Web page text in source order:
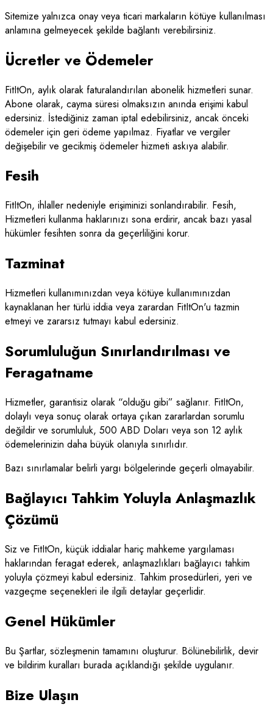
Sitemize yalnızca onay veya ticari markaların kötüye kullanılması
anlamına gelmeyecek şekilde bağlantı verebilirsiniz.
Ücretler ve Ödemeler
FitItOn, aylık olarak faturalandırılan abonelik hizmetleri sunar.
Abone olarak, cayma süresi olmaksızın anında erişimi kabul
edersiniz. İstediğiniz zaman iptal edebilirsiniz, ancak önceki
ödemeler için geri ödeme yapılmaz. Fiyatlar ve vergiler
değişebilir ve gecikmiş ödemeler hizmeti askıya alabilir.
Fesih
FitItOn, ihlaller nedeniyle erişiminizi sonlandırabilir. Fesih,
Hizmetleri kullanma haklarınızı sona erdirir, ancak bazı yasal
hükümler fesihten sonra da geçerliliğini korur.
Tazminat
Hizmetleri kullanımınızdan veya kötüye kullanımınızdan
kaynaklanan her türlü iddia veya zarardan FitItOn'u tazmin
etmeyi ve zararsız tutmayı kabul edersiniz.
Sorumluluğun Sınırlandırılması ve
Feragatname
Hizmetler, garantisiz olarak “olduğu gibi” sağlanır. FitItOn,
dolaylı veya sonuç olarak ortaya çıkan zararlardan sorumlu
değildir ve sorumluluk, 500 ABD Doları veya son 12 aylık
ödemelerinizin daha büyük olanıyla sınırlıdır.
Bazı sınırlamalar belirli yargı bölgelerinde geçerli olmayabilir.
Bağlayıcı Tahkim Yoluyla Anlaşmazlık
Çözümü
Siz ve FitItOn, küçük iddialar hariç mahkeme yargılaması
haklarından feragat ederek, anlaşmazlıkları bağlayıcı tahkim
yoluyla çözmeyi kabul edersiniz. Tahkim prosedürleri, yeri ve
vazgeçme seçenekleri ile ilgili detaylar geçerlidir.
Genel Hükümler
Bu Şartlar, sözleşmenin tamamını oluşturur. Bölünebilirlik, devir
ve bildirim kuralları burada açıklandığı şekilde uygulanır.
Bize Ulaşın